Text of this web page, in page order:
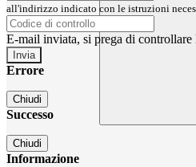
all'indirizzo indicato con le istruzioni
E-mail inviata, si prega di controllare
Errore
Chiudi
Successo
Chiudi
Informazione